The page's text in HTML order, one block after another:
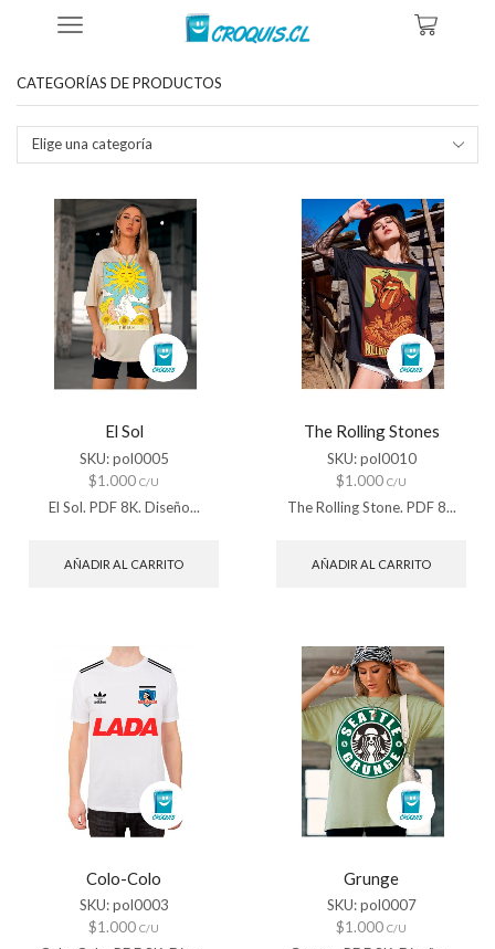
Tienda Productos Etiquetados “diseños Ropa Chile”
CATEGORÍAS DE PRODUCTOS
Elige una categoría
El Sol
SKU:pol0005
$1.000 C/U
El Sol. PDF 8K. Diseño...
AÑADIR AL CARRITO
The Rolling Stones
SKU:pol0010
$1.000 C/U
The Rolling Stone. PDF 8...
AÑADIR AL CARRITO
Colo-Colo
SKU:pol0003
$1.000 C/U
Grunge
SKU:pol0007
$1.000 C/U